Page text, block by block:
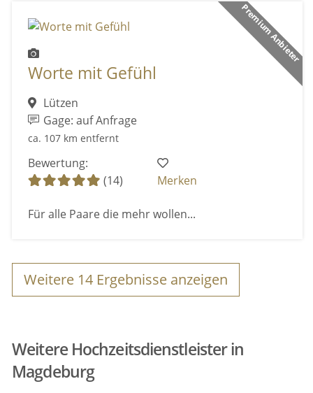
Premium Anbieter
Worte mit Gefühl
Lützen
Gage: auf Anfrage
ca. 107 km entfernt
Bewertung:
(14)
Merken
Für alle Paare die mehr wollen...
Weitere 14 Ergebnisse anzeigen
Weitere Hochzeitsdienstleister in
Magdeburg